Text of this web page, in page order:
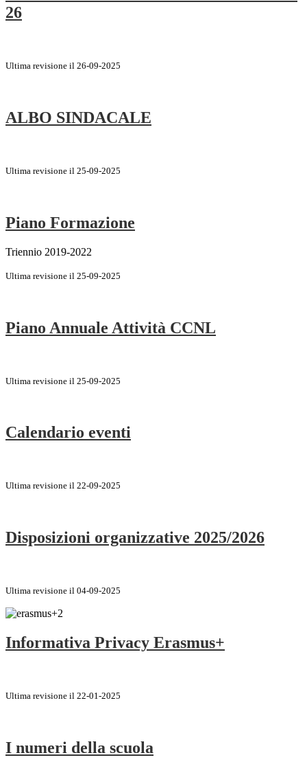
26
Ultima revisione il 26-09-2025
ALBO SINDACALE
Ultima revisione il 25-09-2025
Piano Formazione
Triennio 2019-2022
Ultima revisione il 25-09-2025
Piano Annuale Attività CCNL
Ultima revisione il 25-09-2025
Calendario eventi
Ultima revisione il 22-09-2025
Disposizioni organizzative 2025/2026
Ultima revisione il 04-09-2025
Informativa Privacy Erasmus+
Ultima revisione il 22-01-2025
I numeri della scuola